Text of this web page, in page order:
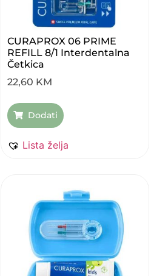
CURAPROX 06 PRIME
REFILL 8/1 Interdentalna
Četkica
22,60 KM
Dodati
Lista želja